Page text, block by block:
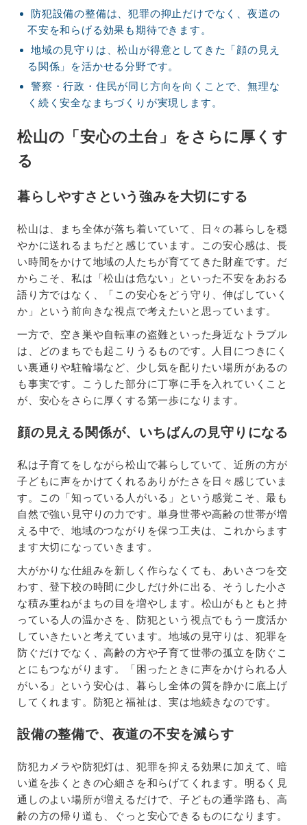
防犯設備の整備は、犯罪の抑止だけでなく、夜道の
不安を和らげる効果も期待できます。
地域の見守りは、松山が得意としてきた「顔の見え
る関係」を活かせる分野です。
警察・行政・住民が同じ方向を向くことで、無理な
く続く安全なまちづくりが実現します。
松山の「安心の土台」をさらに厚くす
る
暮らしやすさという強みを大切にする
松山は、まち全体が落ち着いていて、日々の暮らしを穏
やかに送れるまちだと感じています。この安心感は、長
い時間をかけて地域の人たちが育ててきた財産です。だ
からこそ、私は「松山は危ない」といった不安をあおる
語り方ではなく、「この安心をどう守り、伸ばしていく
か」という前向きな視点で考えたいと思っています。
一方で、空き巣や自転車の盗難といった身近なトラブル
は、どのまちでも起こりうるものです。人目につきにく
い裏通りや駐輪場など、少し気を配りたい場所があるの
も事実です。こうした部分に丁寧に手を入れていくこと
が、安心をさらに厚くする第一歩になります。
顔の見える関係が、いちばんの見守りになる
私は子育てをしながら松山で暮らしていて、近所の方が
子どもに声をかけてくれるありがたさを日々感じていま
す。この「知っている人がいる」という感覚こそ、最も
自然で強い見守りの力です。単身世帯や高齢の世帯が増
える中で、地域のつながりを保つ工夫は、これからます
ます大切になっていきます。
大がかりな仕組みを新しく作らなくても、あいさつを交
わす、登下校の時間に少しだけ外に出る、そうした小さ
な積み重ねがまちの目を増やします。松山がもともと持
っている人の温かさを、防犯という視点でもう一度活か
していきたいと考えています。地域の見守りは、犯罪を
防ぐだけでなく、高齢の方や子育て世帯の孤立を防ぐこ
とにもつながります。「困ったときに声をかけられる人
がいる」という安心は、暮らし全体の質を静かに底上げ
してくれます。防犯と福祉は、実は地続きなのです。
設備の整備で、夜道の不安を減らす
防犯カメラや防犯灯は、犯罪を抑える効果に加えて、暗
い道を歩くときの心細さを和らげてくれます。明るく見
通しのよい場所が増えるだけで、子どもの通学路も、高
齢の方の帰り道も、ぐっと安心できるものになります。